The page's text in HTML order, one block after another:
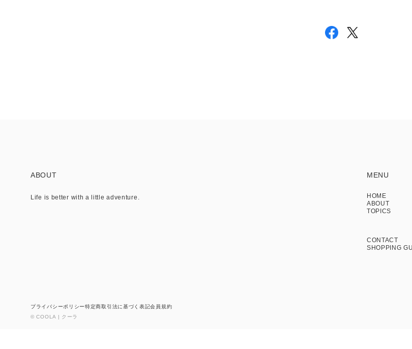
ABOUT
Life is better with a little adventure.
MENU
HOME
ABOUT
TOPICS
CONTACT
SHOPPING
プライバシーポリシー特定商取引法に基づく表記会員規約
© COOLA | クーラ